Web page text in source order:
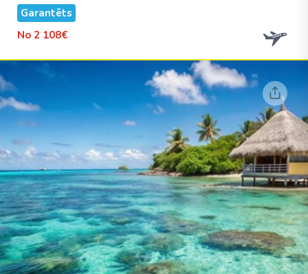
Garantēts
No 2 108€